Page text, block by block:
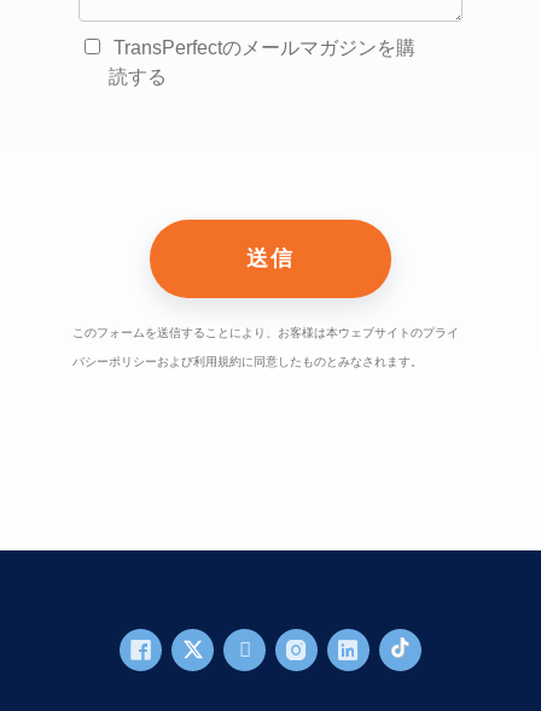
TransPerfectのメールマガジンを購
読する
このフォームを送信することにより、お客様は本ウェブサイトのプライ
バシーポリシーおよび利用規約に同意したものとみなされます。